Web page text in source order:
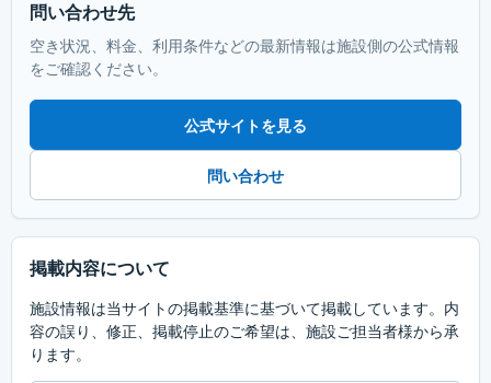
問い合わせ先
空き状況、料金、利用条件などの最新情報は施設側の公式情報
をご確認ください。
公式サイトを見る
問い合わせ
掲載内容について
施設情報は当サイトの掲載基準に基づいて掲載しています。内
容の誤り、修正、掲載停止のご希望は、施設ご担当者様から承
ります。